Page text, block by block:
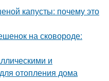
капусты: почему это
на сковороде:
и
отопления дома